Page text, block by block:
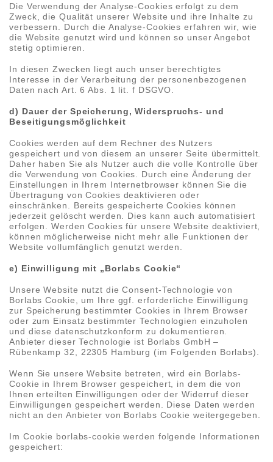
Die Verwendung der Analyse-Cookies erfolgt zu dem
Zweck, die Qualität unserer Website und ihre Inhalte zu
verbessern. Durch die Analyse-Cookies erfahren wir, wie
die Website genutzt wird und können so unser Angebot
stetig optimieren.
In diesen Zwecken liegt auch unser berechtigtes
Interesse in der Verarbeitung der personenbezogenen
Daten nach Art. 6 Abs. 1 lit. f DSGVO.
d) Dauer der Speicherung, Widerspruchs- und
Beseitigungsmöglichkeit
Cookies werden auf dem Rechner des Nutzers
gespeichert und von diesem an unserer Seite übermittelt.
Daher haben Sie als Nutzer auch die volle Kontrolle über
die Verwendung von Cookies. Durch eine Änderung der
Einstellungen in Ihrem Internetbrowser können Sie die
Übertragung von Cookies deaktivieren oder
einschränken. Bereits gespeicherte Cookies können
jederzeit gelöscht werden. Dies kann auch automatisiert
erfolgen. Werden Cookies für unsere Website deaktiviert,
können möglicherweise nicht mehr alle Funktionen der
Website vollumfänglich genutzt werden.
e) Einwilligung mit „Borlabs Cookie“
Unsere Website nutzt die Consent-Technologie von
Borlabs Cookie, um Ihre ggf. erforderliche Einwilligung
zur Speicherung bestimmter Cookies in Ihrem Browser
oder zum Einsatz bestimmter Technologien einzuholen
und diese datenschutzkonform zu dokumentieren.
Anbieter dieser Technologie ist Borlabs GmbH –
Rübenkamp 32, 22305 Hamburg (im Folgenden Borlabs).
Wenn Sie unsere Website betreten, wird ein Borlabs-
Cookie in Ihrem Browser gespeichert, in dem die von
Ihnen erteilten Einwilligungen oder der Widerruf dieser
Einwilligungen gespeichert werden. Diese Daten werden
nicht an den Anbieter von Borlabs Cookie weitergegeben.
Im Cookie borlabs-cookie werden folgende Informationen
gespeichert: